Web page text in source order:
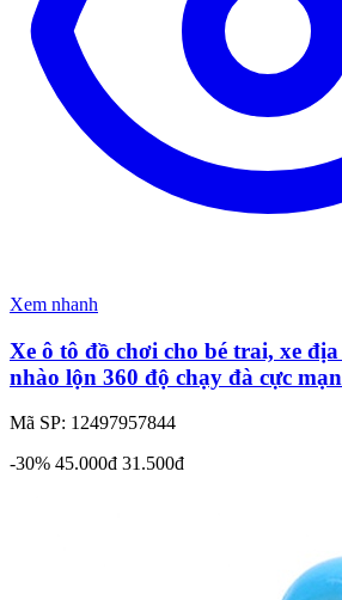
Xem nhanh
Xe ô tô đồ chơi cho bé trai, xe
nhào lộn 360 độ chạy đà cực
Mã SP: 12497957844
-30% 45.000đ 31.500đ